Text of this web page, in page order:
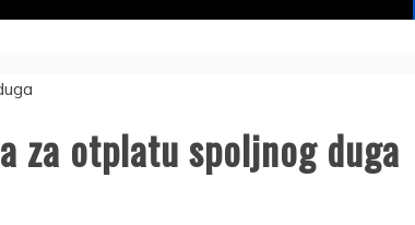
za otplatu spoljnog duga